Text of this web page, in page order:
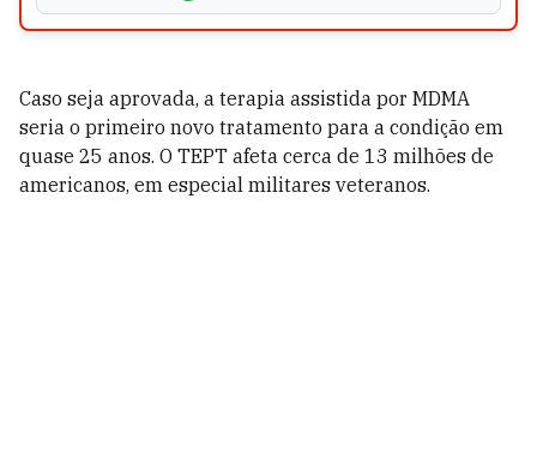
Caso seja aprovada, a terapia assistida por MDMA
seria o primeiro novo tratamento para a condição em
quase 25 anos. O TEPT afeta cerca de 13 milhões de
americanos, em especial militares veteranos.